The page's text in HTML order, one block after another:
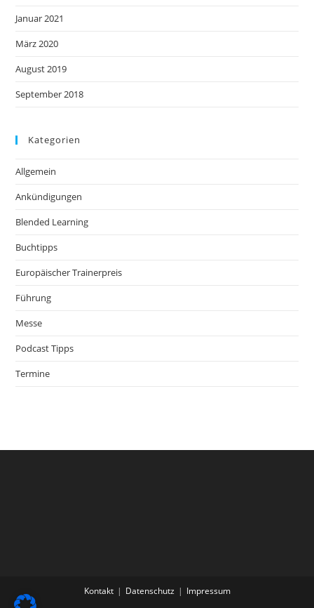
Januar 2021
März 2020
August 2019
September 2018
Kategorien
Allgemein
Ankündigungen
Blended Learning
Buchtipps
Europäischer Trainerpreis
Führung
Messe
Podcast Tipps
Termine
Kontakt Datenschutz Impressum